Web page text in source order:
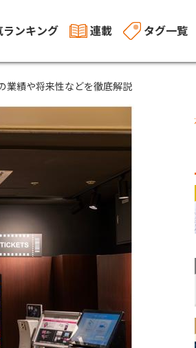
ランキング 連載 タグ一覧
績や将来性などを徹底解説